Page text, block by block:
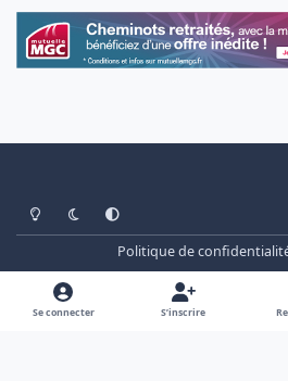
Light ModeDark ModeSystem Preference
Politique de
www.cheminots.net - Forum
Powered by
Invision
Se connecter S’inscrire